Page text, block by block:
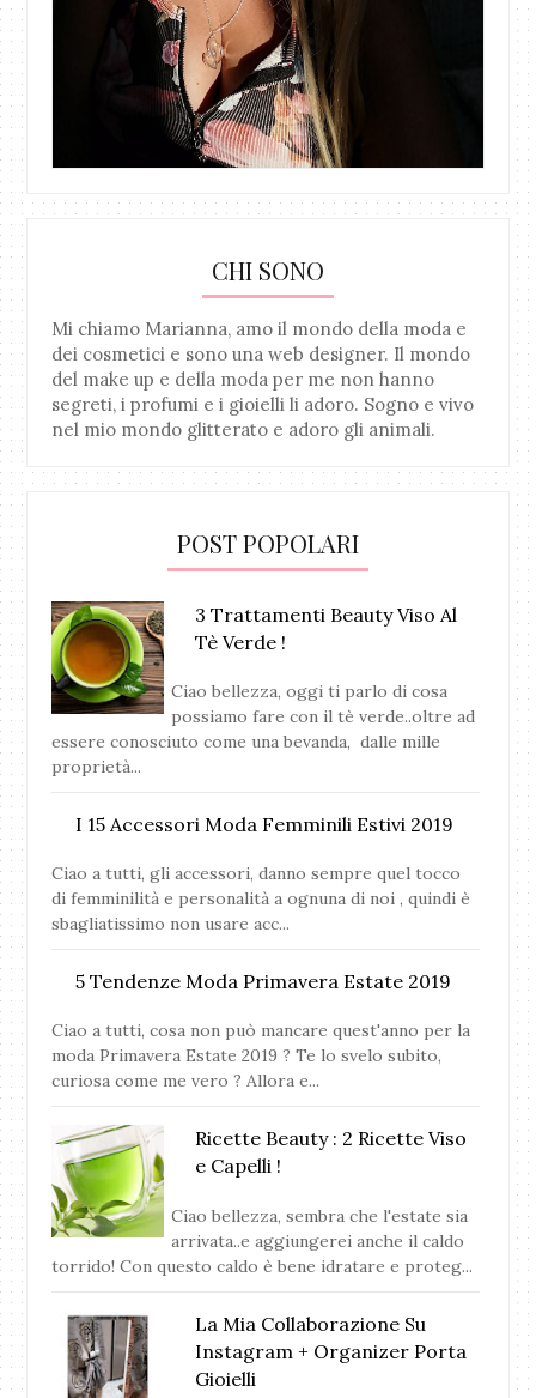
CHI SONO
Mi chiamo Marianna, amo il mondo della moda e
dei cosmetici e sono una web designer. Il mondo
del make up e della moda per me non hanno
segreti, i profumi e i gioielli li adoro. Sogno e vivo
nel mio mondo glitterato e adoro gli animali.
POST POPOLARI
3 Trattamenti Beauty Viso Al
Tè Verde !
Ciao bellezza, oggi ti parlo di cosa
possiamo fare con il tè verde..oltre ad
essere conosciuto come una bevanda, dalle mille
proprietà...
I 15 Accessori Moda Femminili Estivi 2019
Ciao a tutti, gli accessori, danno sempre quel tocco
di femminilità e personalità a ognuna di noi , quindi è
sbagliatissimo non usare acc...
5 Tendenze Moda Primavera Estate 2019
Ciao a tutti, cosa non può mancare quest'anno per la
moda Primavera Estate 2019 ? Te lo svelo subito,
curiosa come me vero ? Allora e...
Ricette Beauty : 2 Ricette Viso
e Capelli !
Ciao bellezza, sembra che l'estate sia
arrivata..e aggiungerei anche il caldo
torrido! Con questo caldo è bene idratare e proteg...
La Mia Collaborazione Su
Instagram + Organizer Porta
Gioielli